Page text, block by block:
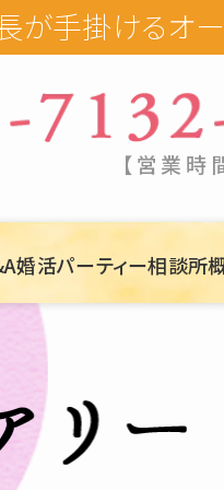
ーダーメイド
【営業
婚活パーティー相談所